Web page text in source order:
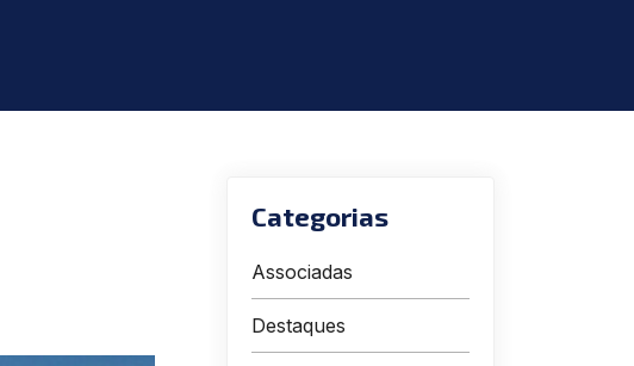
Categorias
Associadas
Destaques